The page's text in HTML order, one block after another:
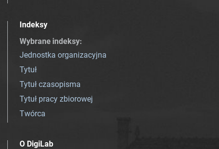
Indeksy
Wybrane indeksy:
Jednostka organizacyjna
Tytuł
Tytuł czasopisma
Tytuł pracy zbiorowej
Twórca
O DigiLab